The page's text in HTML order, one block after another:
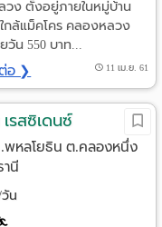
วง ตั้งอยู่ภายในหมู่บ้่าน
กล้แม็คโคร คลองหลวง
น 550 บาท...
อ ❯ 11 เม.ย. 61
รสซิเดนซ์
.พหลโยธิน ต.คลองหนึ่ง
นี
น